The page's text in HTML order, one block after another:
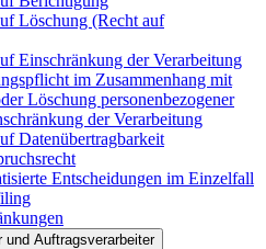
Löschung (Recht auf
Einschränkung der Verarbeitung
im Zusammenhang mit
Löschung personenbezogener
der Verarbeitung
Datenübertragbarkeit
Entscheidungen im Einzelfall
und Auftragsverarbeiter